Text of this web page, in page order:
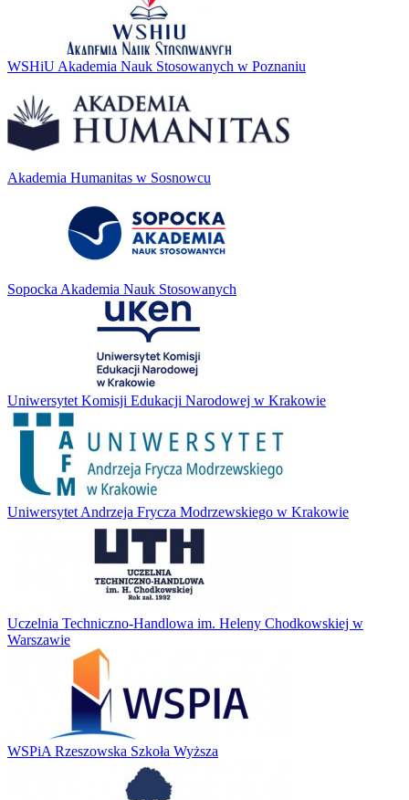
WSHiU Akademia Nauk Stosowanych w Poznaniu
Akademia Humanitas w Sosnowcu
Sopocka Akademia Nauk Stosowanych
Uniwersytet Komisji Edukacji Narodowej w Krakowie
Uniwersytet Andrzeja Frycza Modrzewskiego w Krakowie
Uczelnia Techniczno-Handlowa im. Heleny Chodkowskiej w
Warszawie
WSPiA Rzeszowska Szkoła Wyższa